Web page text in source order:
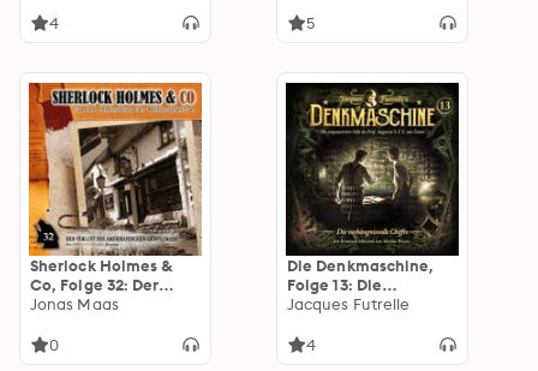
4
Gentlemans, Episode
5
Sherlock Holmes &
Co, Folge 32: Der
Verlust des
Gentlemans, Episode
Jonas Maas
0
Die Denkmaschine,
Folge 13: Die
verhängnisvolle
Jacques Futrelle
4